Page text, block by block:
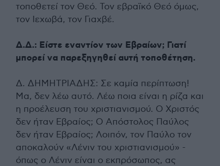
τοποθετεί τον Θεό. Τον εβραϊκό Θεό όμως,
τον Ιεχωβά, τον Γιαχβέ.
Δ.Δ.: Είστε εναντίον των Εβραίων; Γιατί
μπορεί να παρεξηγηθεί αυτή τοποθέτηση.
Δ. ΔΗΜΗΤΡΙΑΔΗΣ: Σε καμία περίπτωση!
Μα, δεν λέω αυτό. Λέω ποια είναι η ρίζα και
η προέλευση του χριστιανισμού. Ο Χριστός
δεν ήταν Εβραίος; Ο Απόστολος Παύλος
δεν ήταν Εβραίος; Λοιπόν, τον Παύλο τον
αποκαλούν «Λένιν του χριστιανισμού» -
όπως ο Λένιν είναι ο εκπρόσωπος, ας